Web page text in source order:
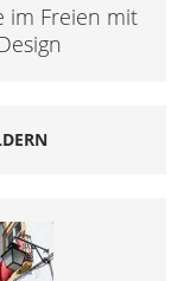
im Freien mit